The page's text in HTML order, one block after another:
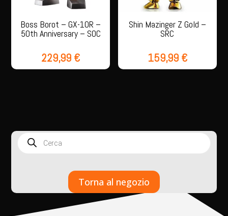
Boss Borot – GX-10R –
50th Anniversary – SOC
229,99 €
Shin Mazinger Z Gold –
SRC
159,99 €
search
Torna al negozio